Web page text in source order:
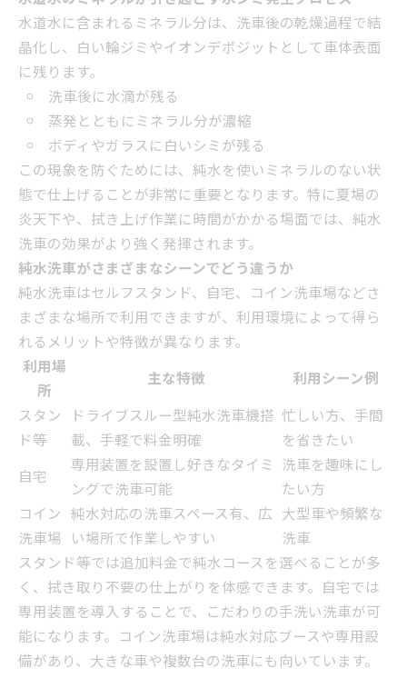
水道水に含まれるミネラル分は、洗車後の乾燥過程で結
晶化し、白い輪ジミやイオンデポジットとして車体表面
に残ります。
洗車後に水滴が残る
蒸発とともにミネラル分が濃縮
ボディやガラスに白いシミが残る
この現象を防ぐためには、純水を使いミネラルのない状
態で仕上げることが非常に重要となります。特に夏場の
炎天下や、拭き上げ作業に時間がかかる場面では、純水
洗車の効果がより強く発揮されます。
純水洗車がさまざまなシーンでどう違うか
純水洗車はセルフスタンド、自宅、コイン洗車場などさ
まざまな場所で利用できますが、利用環境によって得ら
れるメリットや特徴が異なります。
利用場
所
主な特徴
利用シーン例
スタン
ド等
ドライブスルー型純水洗車機搭
載、手軽で料金明確
忙しい方、手間
を省きたい
自宅
専用装置を設置し好きなタイミ
ングで洗車可能
洗車を趣味にし
たい方
コイン
洗車場
純水対応の洗車スペース有、広
い場所で作業しやすい
大型車や頻繁な
洗車
スタンド等では追加料金で純水コースを選べることが多
く、拭き取り不要の仕上がりを体感できます。自宅では
専用装置を導入することで、こだわりの手洗い洗車が可
能になります。コイン洗車場は純水対応ブースや専用設
備があり、大きな車や複数台の洗車にも向いています。